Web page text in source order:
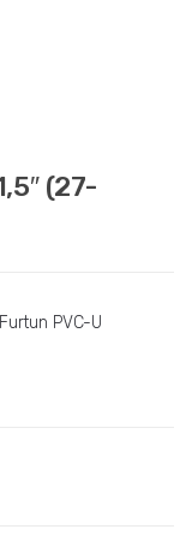
(27-
PVC-U